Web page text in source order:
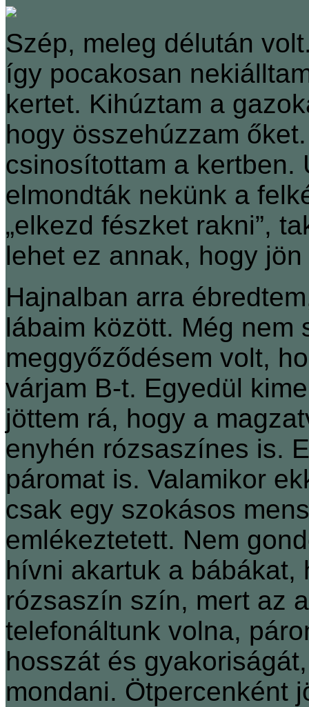
Szép, meleg délután
így pocakosan
kertet. Kihúztam a
hogy összehúzzam
csinosítottam a kertben.
elmondták nekünk a
„elkezd fészket rakni”,
lehet ez annak, hogy
Hajnalban arra
lábaim között. Még nem
meggyőződésem volt,
várjam B-t. Egyedül
jöttem rá, hogy a
enyhén rózsaszínes is.
páromat is. Valamikor
csak egy szokásos
emlékeztetett. Nem
hívni akartuk a bábákat,
rózsaszín szín, mert az
telefonáltunk volna,
hosszát és
mondani. Ötpercenként